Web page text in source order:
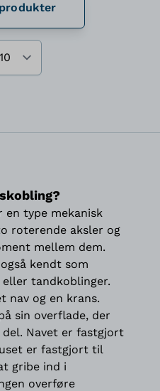
en type mekanisk
roterende aksler og
mellem dem.
kendt som
tandkoblinger.
nav og en krans.
sin overflade, der
Navet er fastgjort
er fastgjort til
gribe ind i
overføre